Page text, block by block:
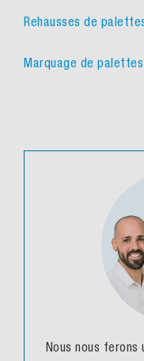
Rehausses de
Marquage de palettes
Nous nous